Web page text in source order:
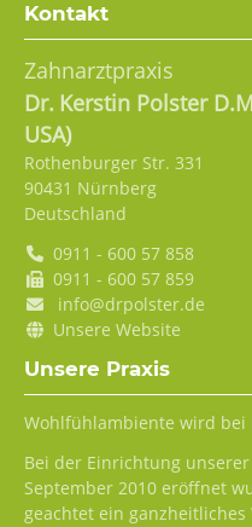
Kontakt
Zahnarztpraxis
Dr. Kerstin Polster
USA)
Rothenburger Str. 331
90431 Nürnberg
Deutschland
0911 - 600 57 858
0911 - 600 57 859
info@drpolster.de
Unsere Website
Unsere Praxis
Wohlfühlambiente wird bei
Bei der Einrichtung
September 2010 eröffnet
geachtet ein